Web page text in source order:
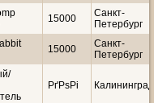
15000
Санкт-
Петербург
15000
Санкт-
Петербург
РґРѕРі Калининград